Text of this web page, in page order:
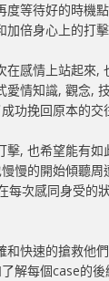
度等待好的時機
加倍身心上的打
在感情上站起來,
愛情知識, 觀念,
功挽回原本的交
擊, 也希望能有
慢的開始傾聽
每次感同身受的
和快速的搶救他
解每個case的